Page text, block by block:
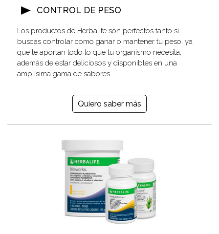
CONTROL DE PESO
Los productos de Herbalife son perfectos tanto si
buscas controlar como ganar o mantener tu peso, ya
que te aportan todo lo que tu organismo necesita,
además de estar deliciosos y disponibles en una
amplísima gama de sabores.
Quiero saber más